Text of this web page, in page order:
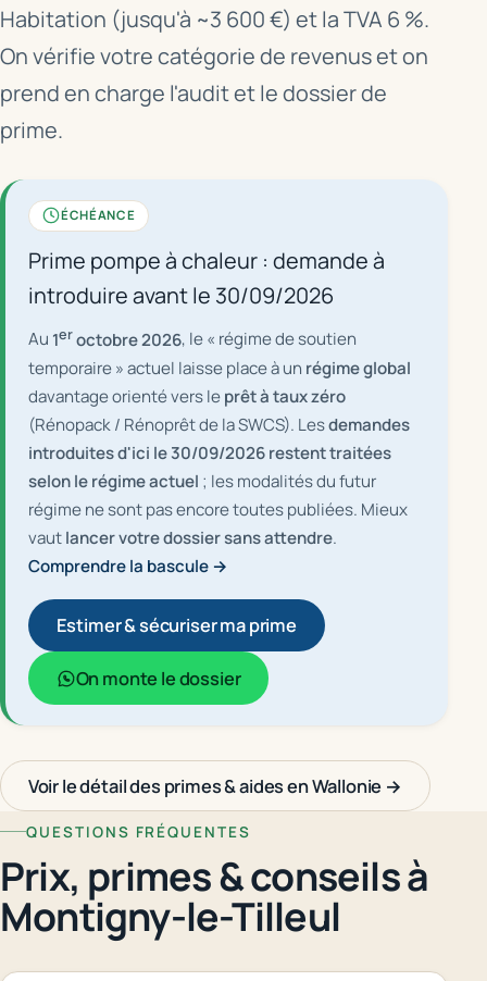
Habitation (jusqu'à ~3 600 €) et la TVA 6 %.
On vérifie votre catégorie de revenus et on
prend en charge l'audit et le dossier de
prime.
ÉCHÉANCE
Prime pompe à chaleur : demande à
introduire avant le 30/09/2026
Au 1eroctobre 2026, le « régime de soutien
temporaire » actuel laisse place à un régime global
davantage orienté vers leprêt à taux zéro
(Rénopack / Rénoprêt de la SWCS). Lesdemandes
introduites d'ici le 30/09/2026 restent traitées
selon le régime actuel ; les modalités du futur
régime ne sont pas encore toutes publiées. Mieux
vautlancer votre dossier sans attendre.
Comprendre la bascule →
Estimer & sécuriser ma prime
On monte le dossier
Voir le détail des primes & aides en Wallonie →
QUESTIONS FRÉQUENTES
Prix, primes & conseils à
Montigny-le-Tilleul